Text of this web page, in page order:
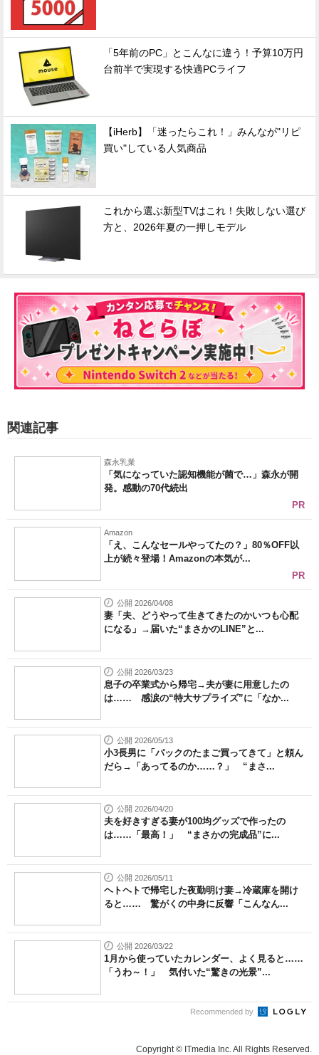
「5年前のPC」とこんなに違う！予算10万円
台前半で実現する快適PCライフ
【iHerb】「迷ったらこれ！」みんなが"リピ
買い"している人気商品
これから選ぶ新型TVはこれ！失敗しない選び
方と、2026年夏の一押しモデル
関連記事
森永乳業
「気になっていた認知機能が菌で…」森永が開
発。感動の70代続出
PR
Amazon
「え、こんなセールやってたの？」80％OFF以
上が続々登場！Amazonの本気が...
PR
公開 2026/04/08
妻「夫、どうやって生きてきたのかいつも心配
になる」→届いた“まさかのLINE”と...
公開 2026/03/23
息子の卒業式から帰宅→夫が妻に用意したの
は…… 感涙の“特大サプライズ”に「なか...
公開 2026/05/13
小3長男に「パックのたまご買ってきて」と頼ん
だら→「あってるのか……？」 “まさ...
公開 2026/04/20
夫を好きすぎる妻が100均グッズで作ったの
は……「最高！」 “まさかの完成品”に...
公開 2026/05/11
ヘトヘトで帰宅した夜勤明け妻→冷蔵庫を開け
ると…… 驚がくの中身に反響「こんなん...
公開 2026/03/22
1月から使っていたカレンダー、よく見ると……
「うわ～！」 気付いた“驚きの光景”...
Recommended by
Copyright © ITmedia Inc. All Rights Reserved.